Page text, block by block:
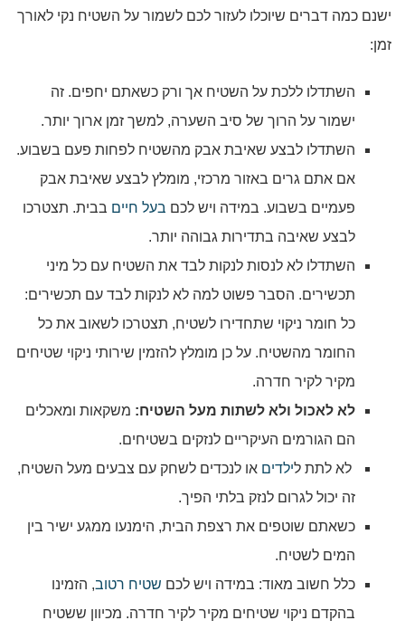
ישנם כמה דברים שיוכלו לעזור לכם לשמור על השטיח נקי לאורך
זמן:
השתדלו ללכת על השטיח אך ורק כשאתם יחפים. זה
ישמור על הרוך של סיב השערה, למשך זמן ארוך יותר.
השתדלו לבצע שאיבת אבק מהשטיח לפחות פעם בשבוע.
אם אתם גרים באזור מרכזי, מומלץ לבצע שאיבת אבק
פעמיים בשבוע. במידה ויש לכם בעל חיים בבית. תצטרכו
לבצע שאיבה בתדירות גבוהה יותר.
השתדלו לא לנסות לנקות לבד את השטיח עם כל מיני
תכשירים. הסבר פשוט למה לא לנקות לבד עם תכשירים:
כל חומר ניקוי שתחדירו לשטיח, תצטרכו לשאוב את כל
החומר מהשטיח. על כן מומלץ להזמין שירותי ניקוי שטיחים
מקיר לקיר חדרה.
לא לאכול ולא לשתות מעל השטיח: משקאות ומאכלים
הם הגורמים העיקריים לנזקים בשטיחים.
לא לתת לילדים או לנכדים לשחק עם צבעים מעל השטיח,
זה יכול לגרום לנזק בלתי הפיך.
כשאתם שוטפים את רצפת הבית, הימנעו ממגע ישיר בין
המים לשטיח.
כלל חשוב מאוד: במידה ויש לכם שטיח רטוב, הזמינו
בהקדם ניקוי שטיחים מקיר לקיר חדרה. מכיוון ששטיח